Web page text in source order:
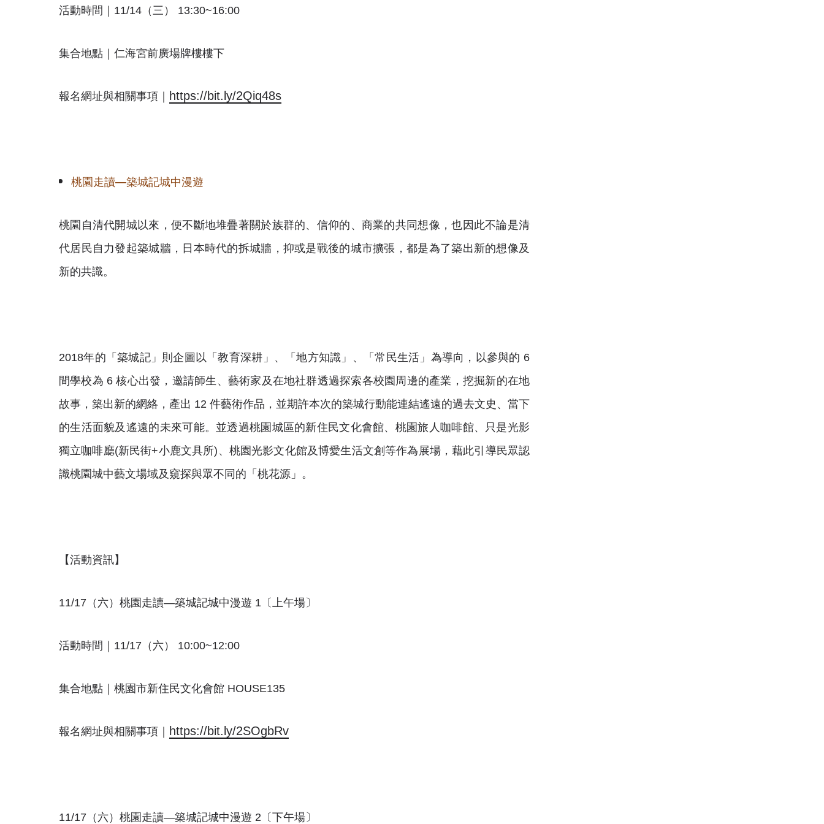
活動時間｜11/14（三） 13:30~16:00
集合地點｜仁海宮前廣場牌樓樓下
報名網址與相關事項｜ https://bit.ly/2Qiq48s
桃園走讀—築城記城中漫遊
桃園自清代開城以來，便不斷地堆疊著關於族群的、信仰的、商業的共同想像，也因此不論是清
代居民自力發起築城牆，日本時代的拆城牆，抑或是戰後的城市擴張，都是為了築出新的想像及
新的共識。
2018年的「築城記」則企圖以「教育深耕」、「地方知識」、「常民生活」為導向，以參與的 6
間學校為 6 核心出發，邀請師生、藝術家及在地社群透過探索各校園周邊的產業，挖掘新的在地
故事，築出新的網絡，產出 12 件藝術作品，並期許本次的築城行動能連結遙遠的過去文史、當下
的生活面貌及遙遠的未來可能。並透過桃園城區的新住民文化會館、桃園旅人咖啡館、只是光影
獨立咖啡廳(新民街+小鹿文具所)、桃園光影文化館及博愛生活文創等作為展場，藉此引導民眾認
識桃園城中藝文場域及窺探與眾不同的「桃花源」。
【活動資訊】
11/17（六）桃園走讀—築城記城中漫遊 1〔上午場〕
活動時間｜11/17（六） 10:00~12:00
集合地點｜桃園市新住民文化會館 HOUSE135
報名網址與相關事項｜ https://bit.ly/2SOgbRv
11/17（六）桃園走讀—築城記城中漫遊 2〔下午場〕